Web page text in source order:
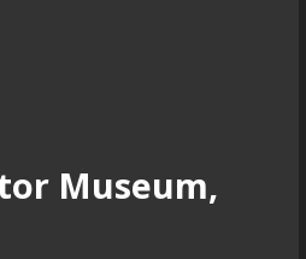
Museum,